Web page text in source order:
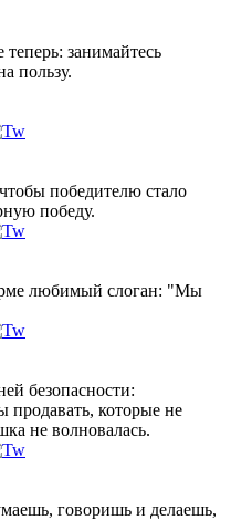
занимайтесь
пользу.
победителю стало
победу.
любимый слоган: "Мы
безопасности:
продавать, которые не
не волновалась.
говоришь и делаешь,